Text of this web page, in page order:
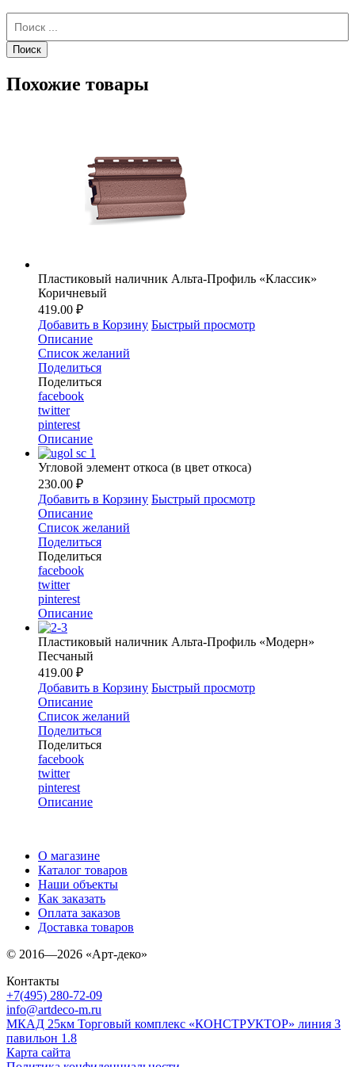
Похожие товары
Пластиковый наличник Альта-Профиль «Классик»
Коричневый
419.00 ₽
Добавить в Корзину Быстрый просмотр
Описание
Список желаний
Поделиться
Поделиться
facebook
twitter
pinterest
Описание
Угловой элемент откоса (в цвет откоса)
230.00 ₽
Добавить в Корзину Быстрый просмотр
Описание
Список желаний
Поделиться
Поделиться
facebook
twitter
pinterest
Описание
Пластиковый наличник Альта-Профиль «Модерн»
Песчаный
419.00 ₽
Добавить в Корзину Быстрый просмотр
Описание
Список желаний
Поделиться
Поделиться
facebook
twitter
pinterest
Описание
О магазине
Каталог товаров
Наши объекты
Как заказать
Оплата заказов
Доставка товаров
© 2016—2026 «Арт-деко»
Контакты
+7(495) 280-72-09
info@artdeco-m.ru
МКАД 25км Торговый комплекс «КОНСТРУКТОР» линия З
павильон 1.8
Карта сайта